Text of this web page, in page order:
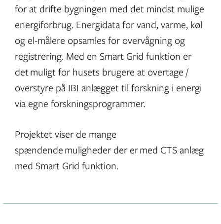
for at drifte bygningen med det mindst mulige
energiforbrug. Energidata for vand, varme, køl
og el-målere opsamles for overvågning og
registrering. Med en Smart Grid funktion er
det muligt for husets brugere at overtage /
overstyre på IBI anlægget til forskning i energi
via egne forskningsprogrammer.
Projektet viser de mange
spændende muligheder der er med CTS anlæg
med Smart Grid funktion.